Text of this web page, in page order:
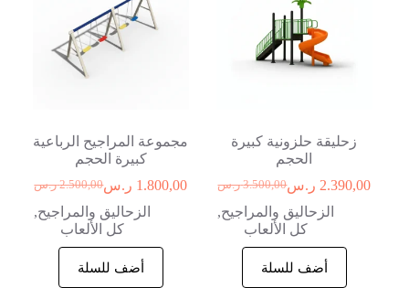
زحليقة حلزونية كبيرة
الحجم
3.500,00 ر.س 2.390,00 ر.س
الزحاليق والمراجيح,
كل الألعاب
أضف للسلة
مجموعة المراجيح الرباعية
كبيرة الحجم
2.500,00 ر.س 1.800,00 ر.س
الزحاليق والمراجيح,
كل الألعاب
أضف للسلة